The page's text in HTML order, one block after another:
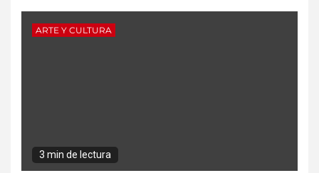
ARTE Y CULTURA
3 min de lectura